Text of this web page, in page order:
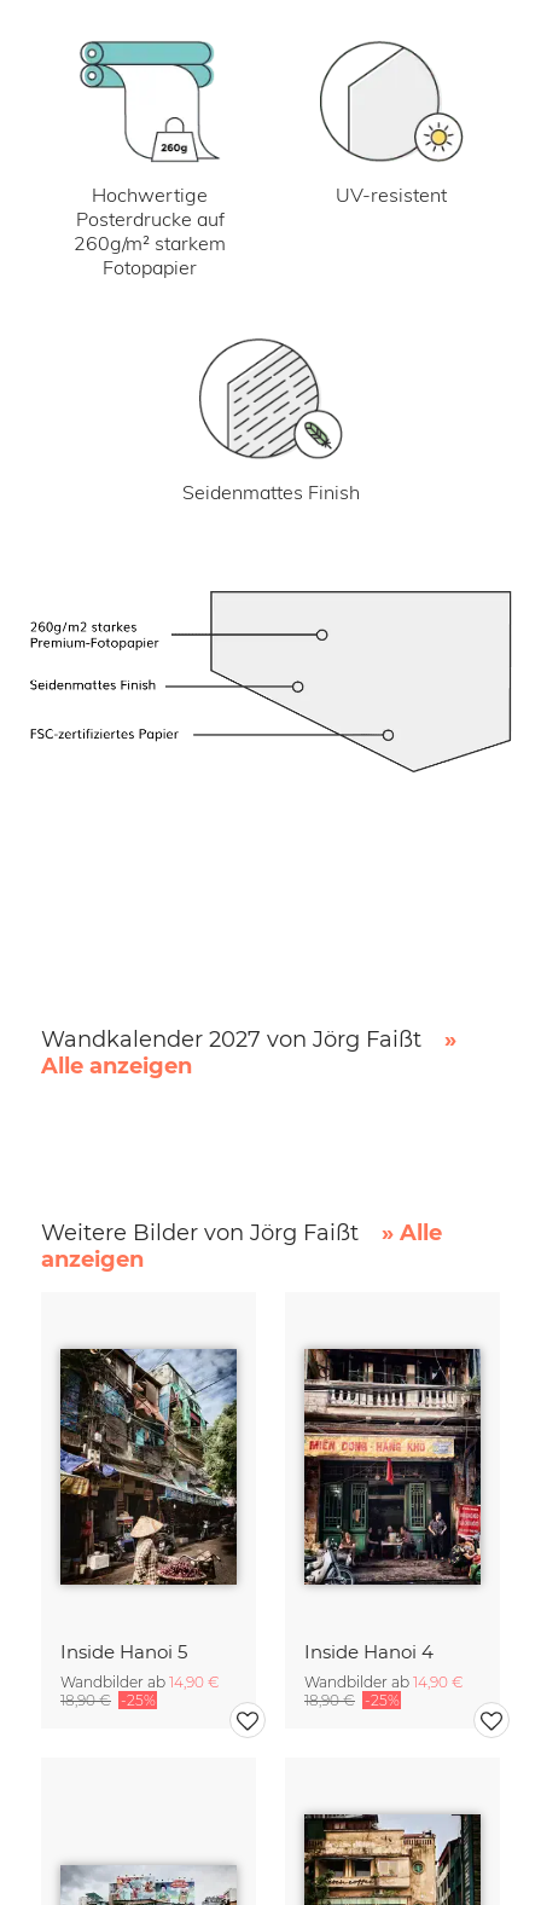
Hochwertige
Posterdrucke auf
260g/m² starkem
Fotopapier
UV-resistent
Seidenmattes Finish
Wandkalender 2027 von Jörg Faißt
»
Alle anzeigen
Weitere Bilder von Jörg Faißt
» Alle
anzeigen
Inside Hanoi 5
Wandbilder ab 14,90 €
18,90 € -25%
Inside Hanoi 4
Wandbilder ab 14,90 €
18,90 € -25%